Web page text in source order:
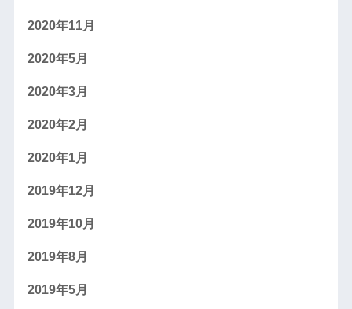
2020年11月
2020年5月
2020年3月
2020年2月
2020年1月
2019年12月
2019年10月
2019年8月
2019年5月